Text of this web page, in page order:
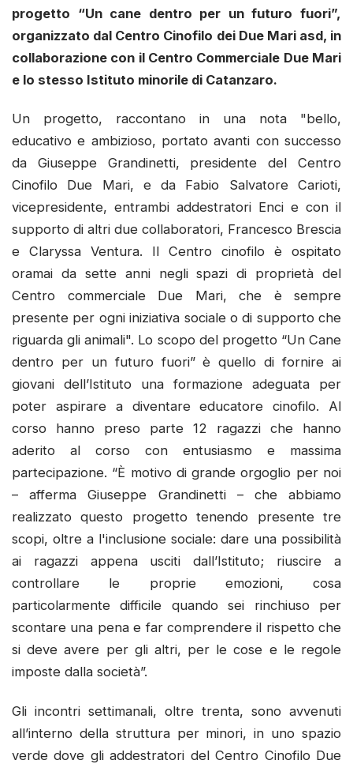
progetto “Un cane dentro per un futuro fuori”,
organizzato dal Centro Cinofilo dei Due Mari asd, in
collaborazione con il Centro Commerciale Due Mari
e lo stesso Istituto minorile di Catanzaro.
Un progetto, raccontano in una nota "bello,
educativo e ambizioso, portato avanti con successo
da Giuseppe Grandinetti, presidente del Centro
Cinofilo Due Mari, e da Fabio Salvatore Carioti,
vicepresidente, entrambi addestratori Enci e con il
supporto di altri due collaboratori, Francesco Brescia
e Claryssa Ventura. Il Centro cinofilo è ospitato
oramai da sette anni negli spazi di proprietà del
Centro commerciale Due Mari, che è sempre
presente per ogni iniziativa sociale o di supporto che
riguarda gli animali". Lo scopo del progetto “Un Cane
dentro per un futuro fuori” è quello di fornire ai
giovani dell’Istituto una formazione adeguata per
poter aspirare a diventare educatore cinofilo. Al
corso hanno preso parte 12 ragazzi che hanno
aderito al corso con entusiasmo e massima
partecipazione. “È motivo di grande orgoglio per noi
– afferma Giuseppe Grandinetti – che abbiamo
realizzato questo progetto tenendo presente tre
scopi, oltre a l'inclusione sociale: dare una possibilità
ai ragazzi appena usciti dall’Istituto; riuscire a
controllare le proprie emozioni, cosa
particolarmente difficile quando sei rinchiuso per
scontare una pena e far comprendere il rispetto che
si deve avere per gli altri, per le cose e le regole
imposte dalla società”.
Gli incontri settimanali, oltre trenta, sono avvenuti
all’interno della struttura per minori, in uno spazio
verde dove gli addestratori del Centro Cinofilo Due